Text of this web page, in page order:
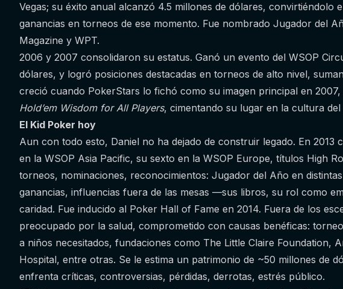
Vegas; su éxito anual alcanzó 4.5 millones de dólares, convirtiéndolo
ganancias en torneos de ese momento. Fue nombrado Jugador del
Magazine y WPT.
2006 y 2007 consolidaron su estatus. Ganó un evento del WSOP
dólares, y logró posiciones destacadas en torneos de alto nivel,
creció cuando PokerStars lo fichó como su imagen principal en
Hold’em Wisdom for All Players, cimentando su lugar en la cultura
El Kid Poker hoy
Aun con todo esto, Daniel no ha dejado de construir legado. En 2013
en la WSOP Asia Pacific, su sexto en la WSOP Europe, títulos High
torneos, nominaciones, reconocimientos: Jugador del Año en
ganancias, influencias fuera de las mesas —sus libros, su rol como
caridad. Fue inducido al Poker Hall of Fame en 2014. Fuera de los
preocupado por la salud, comprometido con causas benéficas:
a niños necesitados, fundaciones como The Little Claire Foundation,
Hospital, entre otras. Se le estima un patrimonio de ~50 millones de
enfrenta críticas, controversias, pérdidas, derrotas, estrés público.